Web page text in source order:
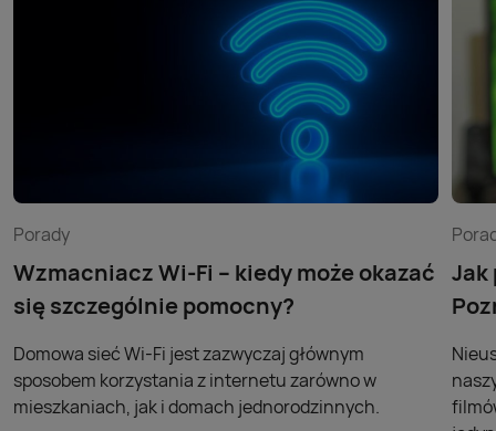
Porady
Wzmacniacz Wi-Fi – kiedy może okazać
się szczególnie pomocny?
Domowa sieć Wi-Fi jest zazwyczaj głównym
sposobem korzystania z internetu zarówno w
mieszkaniach, jak i domach jednorodzinnych.
Jak